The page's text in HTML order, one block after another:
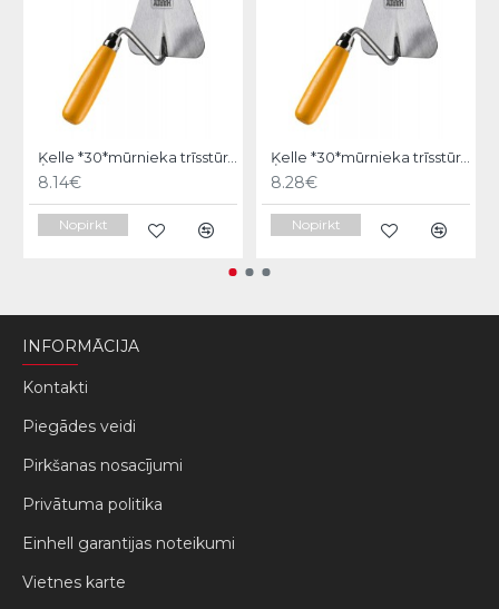
Ķelle *30*mūrnieka trīsstūra 18cm, Hardy
8.14€
Nopirkt
Ķelle *30*mūrnieka trīsstūra 20cm, Hardy
8.28€
Nopirkt
INFORMĀCIJA
Kontakti
Piegādes veidi
Pirkšanas nosacījumi
Privātuma politika
Einhell garantijas noteikumi
Vietnes karte